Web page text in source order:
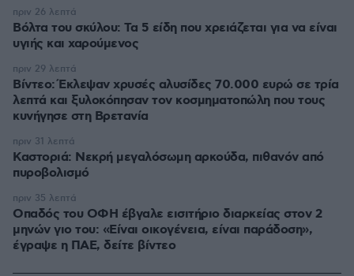
Βόλτα του σκύλου: Τα 5 είδη που χρειάζεται για να είναι
υγιής και χαρούμενος
πριν 26 λεπτά
Βίντεο: Έκλεψαν χρυσές αλυσίδες 70.000 ευρώ σε τρία
λεπτά και ξυλοκόπησαν τον κοσμηματοπώλη που τους
κυνήγησε στη Βρετανία
πριν 29 λεπτά
Καστοριά: Νεκρή μεγαλόσωμη αρκούδα, πιθανόν από
πυροβολισμό
πριν 31 λεπτά
Οπαδός του ΟΦΗ έβγαλε εισιτήριο διαρκείας στον 2
μηνών γιο του: «Είναι οικογένεια, είναι παράδοση»,
έγραψε η ΠΑΕ, δείτε βίντεο
πριν 35 λεπτά